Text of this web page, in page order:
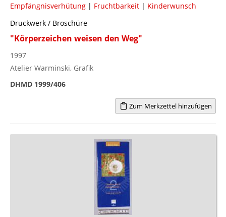
Empfängnisverhütung | Fruchtbarkeit | Kinderwunsch
Druckwerk / Broschüre
"Körperzeichen weisen den Weg"
1997
Atelier Warminski, Grafik
DHMD 1999/406
Zum Merkzettel hinzufügen